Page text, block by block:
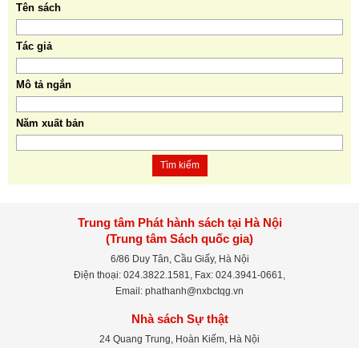
Tên sách
Tác giả
Mô tả ngắn
Năm xuất bản
Tìm kiếm
Trung tâm Phát hành sách tại Hà Nội
(Trung tâm Sách quốc gia)
6/86 Duy Tân, Cầu Giấy, Hà Nội
Điện thoại: 024.3822.1581, Fax: 024.3941-0661,
Email: phathanh@nxbctqg.vn
Nhà sách Sự thật
24 Quang Trung, Hoàn Kiếm, Hà Nội